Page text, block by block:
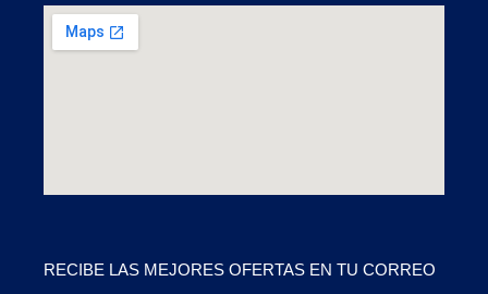
RECIBE LAS MEJORES OFERTAS EN TU CORREO